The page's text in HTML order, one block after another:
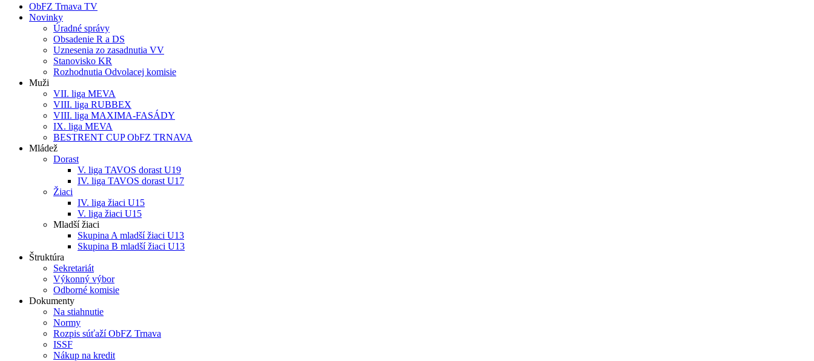
ObFZ Trnava TV
Novinky
Úradné správy
Obsadenie R a DS
Uznesenia zo zasadnutia VV
Stanovisko KR
Rozhodnutia Odvolacej komisie
Muži
VII. liga MEVA
VIII. liga RUBBEX
VIII. liga MAXIMA-FASÁDY
IX. liga MEVA
BESTRENT CUP ObFZ TRNAVA
Mládež
Dorast
V. liga TAVOS dorast U19
IV. liga TAVOS dorast U17
Žiaci
IV. liga žiaci U15
V. liga žiaci U15
Mladší žiaci
Skupina A mladší žiaci U13
Skupina B mladší žiaci U13
Štruktúra
Sekretariát
Výkonný výbor
Odborné komisie
Dokumenty
Na stiahnutie
Normy
Rozpis súťaží ObFZ Trnava
ISSF
Nákup na kredit